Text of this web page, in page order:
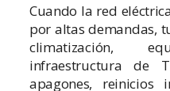
Cuando la red
por altas demandas,
climatización,
infraestructura de
apagones, reinicios